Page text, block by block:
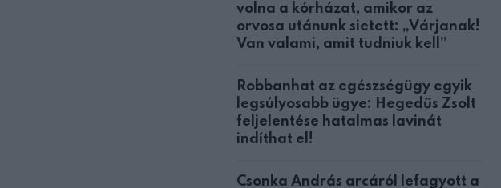
volna a kórházat, amikor az
orvosa utánunk sietett: „Várjanak!
Van valami, amit tudniuk kell”
Robbanhat az egészségügy egyik
legsúlyosabb ügye: Hegedűs Zsolt
feljelentése hatalmas lavinát
indíthat el!
Csonka András arcáról lefagyott a